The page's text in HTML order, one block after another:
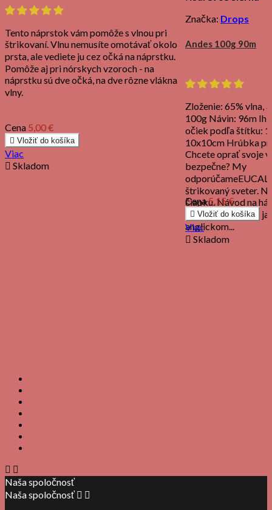
Tento náprstok vám pomôže s vlnou pri
štrikovaní. Vlnu nemusíte omotávať okolo
prsta, ale vediete ju cez očká na náprstku.
Pomôže aj pri nórskych vzoroch - na
náprstku sú dve očká, na dve rôzne vlákna
vlny.
Cena 5,00 €
 Vložiť do košíka
Viac
 Skladom
Značka: Drops
Andes 100g 90m
Zloženie: 65% vlna,
100g Návin: 96m
očiek podľa štítku:
10x10cm Hrúbka
Chcete oprať svoje
bezpečne? My
štrikovaný sveter.
čiapku. Návod na
Návody v českom
anglickom...
Cena5,15 €
 Vložiť do košíka
Viac
 Skladom
 
Naša spoločnosť
Naša spoločnosť  